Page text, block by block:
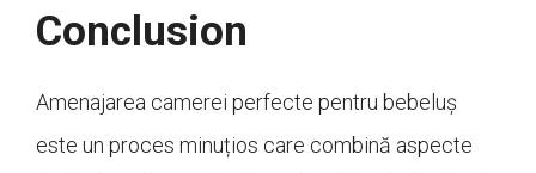
Conclusion
Amenajarea camerei perfecte pentru bebeluș
este un proces minuțios care combină aspecte